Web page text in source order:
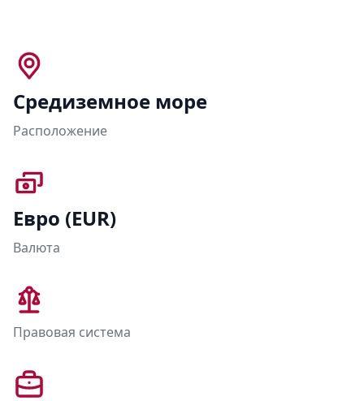
Средиземное море
Расположение
Евро (EUR)
Валюта
Правовая система